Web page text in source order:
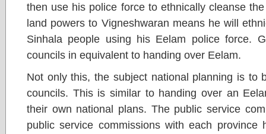
then use his police force to ethnically cleanse
land powers to Vigneshwaran means he will
Sinhala people using his Eelam police force.
councils in equivalent to handing over Eelam.
Not only this, the subject national planning is to
councils. This is similar to handing over an
their own national plans. The public service
public service commissions with each province